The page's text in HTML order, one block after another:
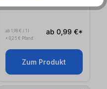
ab 1,98 € / 1 l
+ 0,25 € Pfand
ab 0,99 €*
Zum Produkt